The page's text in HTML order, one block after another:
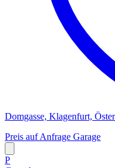
Domgasse, Klagenfurt,
Preis auf Anfrage Garage
P